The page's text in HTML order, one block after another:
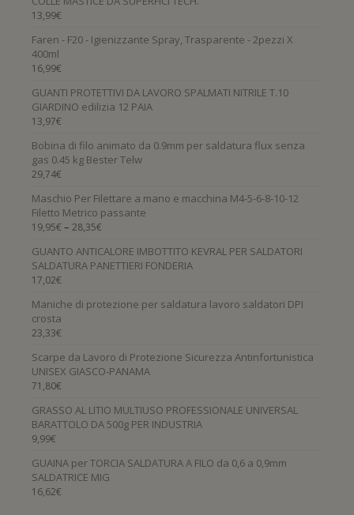
13,99€
Faren - F20 - Igienizzante Spray, Trasparente - 2pezzi X
400ml
16,99€
GUANTI PROTETTIVI DA LAVORO SPALMATI NITRILE T.10
GIARDINO edilizia 12 PAIA
13,97€
Bobina di filo animato da 0.9mm per saldatura flux senza
gas 0.45 kg Bester Telw
29,74€
Maschio Per Filettare a mano e macchina M4-5-6-8-10-12
Filetto Metrico passante
19,95€ – 28,35€
GUANTO ANTICALORE IMBOTTITO KEVRAL PER SALDATORI
SALDATURA PANETTIERI FONDERIA
17,02€
Maniche di protezione per saldatura lavoro saldatori DPI
crosta
23,33€
Scarpe da Lavoro di Protezione Sicurezza Antinfortunistica
UNISEX GIASCO-PANAMA
71,80€
GRASSO AL LITIO MULTIUSO PROFESSIONALE UNIVERSAL
BARATTOLO DA 500g PER INDUSTRIA
9,99€
GUAINA per TORCIA SALDATURA A FILO da 0,6 a 0,9mm
SALDATRICE MIG
16,62€